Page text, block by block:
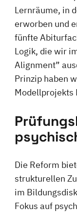
Lernräume, in
erworben und
fünfte
Logik, die wir
Alignment”
Prinzip haben
Modellprojekts
Die Reform
strukturellen
im
Fokus auf